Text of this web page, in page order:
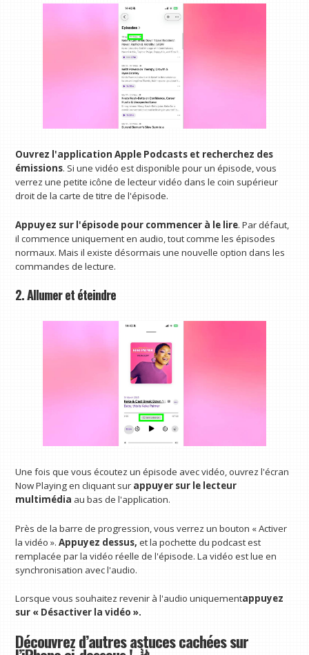
Ouvrez l'application Apple Podcasts et recherchez des
émissions. Si une vidéo est disponible pour un épisode, vous
verrez une petite icône de lecteur vidéo dans le coin supérieur
droit de la carte de titre de l'épisode.
Appuyez sur l'épisode pour commencer à le lire. Par défaut,
il commence uniquement en audio, tout comme les épisodes
normaux. Mais il existe désormais une nouvelle option dans les
commandes de lecture.
2. Allumer et éteindre
Une fois que vous écoutez un épisode avec vidéo, ouvrez l'écran
Now Playing en cliquant sur appuyer sur le lecteur
multimédia au bas de l'application.
Près de la barre de progression, vous verrez un bouton « Activer
la vidéo ».Appuyez dessus, et la pochette du podcast est
remplacée par la vidéo réelle de l'épisode. La vidéo est lue en
synchronisation avec l'audio.
Lorsque vous souhaitez revenir à l'audio uniquementappuyez
sur « Désactiver la vidéo ».
Découvrez d’autres astuces cachées sur